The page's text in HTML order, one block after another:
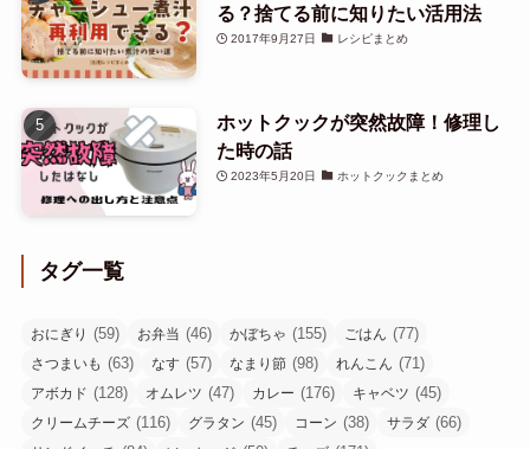
る？捨てる前に知りたい活用法
2017年9月27日 レシピまとめ
ホットクックが突然故障！修理し
た時の話
2023年5月20日 ホットクックまとめ
タグ一覧
おにぎり (59) お弁当 (46) かぼちゃ (155) ごはん (77)
さつまいも (63) なす (57) なまり節 (98) れんこん (71)
アボカド (128) オムレツ (47) カレー (176) キャベツ (45)
クリームチーズ (116) グラタン (45) コーン (38) サラダ (66)